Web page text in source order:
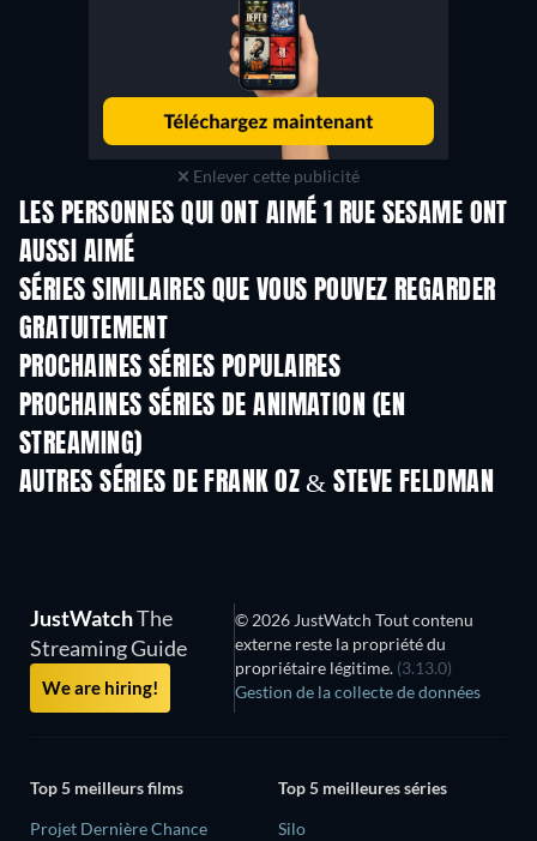
Enlever cette publicité
LES PERSONNES QUI ONT AIMÉ 1 RUE SESAME ONT
AUSSI AIMÉ
SÉRIES SIMILAIRES QUE VOUS POUVEZ REGARDER
GRATUITEMENTSérie
PROCHAINES SÉRIES POPULAIRES
Série Série
PROCHAINES SÉRIES DE ANIMATION (EN
STREAMING)Saison 4
AUTRES SÉRIES DE FRANK OZ & STEVE FELDMAN
Série Série
JustWatchThe
Streaming Guide
We are hiring!
© 2026 JustWatch Tout contenu
externe reste la propriété du
propriétaire légitime. (3.13.0)
Gestion de la collecte de données
Top 5 meilleurs films
Projet Dernière Chance
Top 5 meilleures séries
Silo